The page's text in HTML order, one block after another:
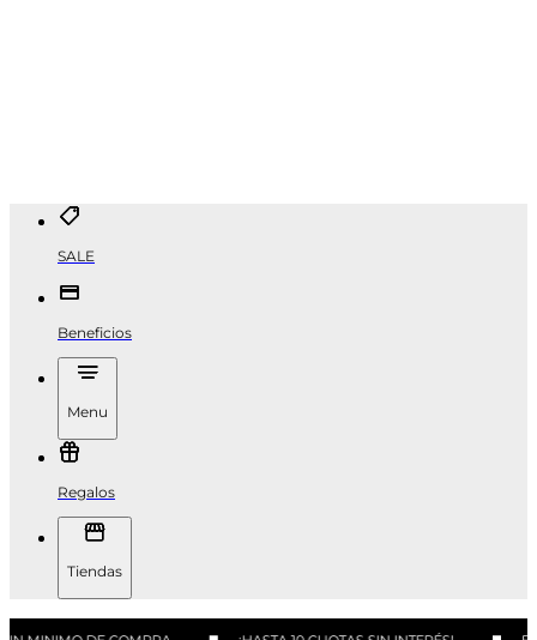
SALE
Beneficios
Menu
Regalos
Tiendas